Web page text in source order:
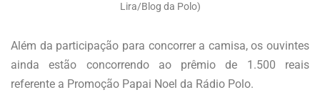
Lira/Blog da Polo)
Além da participação para concorrer a camisa, os ouvintes
ainda estão concorrendo ao prêmio de 1.500 reais
referente a Promoção Papai Noel da Rádio Polo.